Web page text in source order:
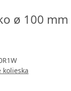
ø 100
kolieska